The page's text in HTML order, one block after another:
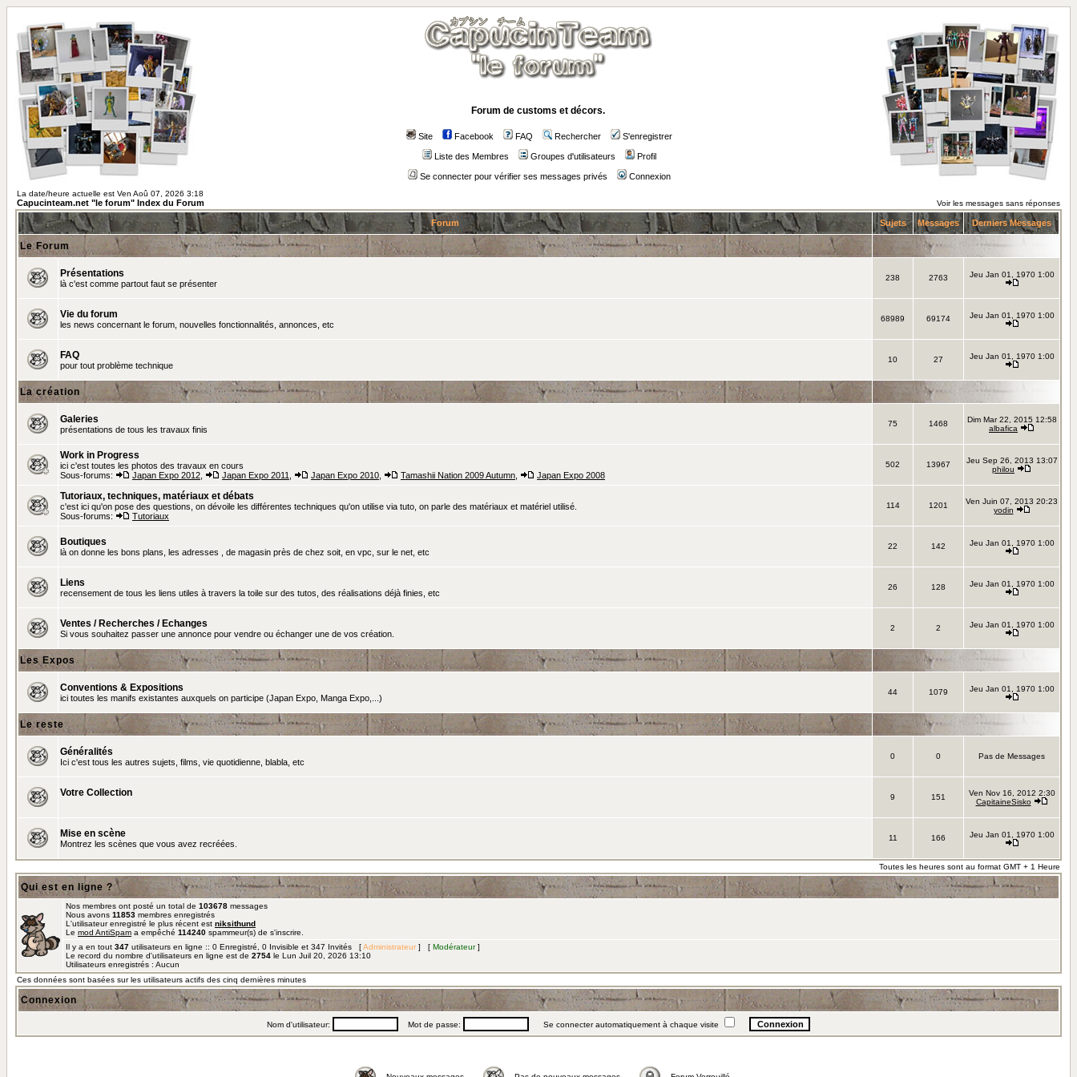
Forum de customs et décors.
Site Facebook FAQ Rechercher S'enregistrer
Liste des Membres Groupes d'utilisateurs Profil
Se connecter pour vérifier ses messages privés Connexion
La date/heure actuelle est Ven Aoû 07, 2026 3:18
Capucinteam.net "le forum" Index du Forum Voir les messages sans réponses
Forum Sujets Messages Derniers Messages
Le Forum
Présentations
là c'est comme partout faut se présenter
238 2763 Jeu Jan 01, 1970 1:00
Vie du forum
les news concernant le forum, nouvelles fonctionnalités, annonces, etc
68989 69174 Jeu Jan 01, 1970 1:00
FAQ
pour tout problème technique
10 27 Jeu Jan 01, 1970 1:00
La création
Galeries
présentations de tous les travaux finis
75 1468
Dim Mar 22, 2015 12:58
albafica
Work in Progress
ici c'est toutes les photos des travaux en cours
Sous-forums:
Japan Expo 2012 Japan Expo 2011 Japan Expo 2010 Tamashii Nation 2009 Autumn Japan Expo 2008
502 13967
Jeu Sep 26, 2013 13:07
philou
Tutoriaux, techniques, matériaux et débats
c'est ici qu'on pose des questions, on dévoile les différentes techniques qu'on utilise via tuto, on parle des matériaux et matériel utilisé.
Sous-forums:
Tutoriaux
114 1201
Ven Juin 07, 2013 20:23
yodin
Boutiques
là on donne les bons plans, les adresses , de magasin près de chez soit, en vpc, sur le net, etc
22 142 Jeu Jan 01, 1970 1:00
Liens
recensement de tous les liens utiles à travers la toile sur des tutos, des réalisations déjà finies, etc
26 128 Jeu Jan 01, 1970 1:00
Ventes / Recherches / Echanges
Si vous souhaitez passer une annonce pour vendre ou échanger une de vos création.
2 2 Jeu Jan 01, 1970 1:00
Les Expos
Conventions & Expositions
ici toutes les manifs existantes auxquels on participe (Japan Expo, Manga Expo,...)
44 1079 Jeu Jan 01, 1970 1:00
Le reste
Généralités
Ici c'est tous les autres sujets, films, vie quotidienne, blabla, etc
0 0 Pas de Messages
Votre Collection 9 151
Ven Nov 16, 2012 2:30
CapitaineSisko
Mise en scène
Montrez les scènes que vous avez recréées.
11 166 Jeu Jan 01, 1970 1:00
Toutes les heures sont au format GMT + 1 Heure
Qui est en ligne ?
Nos membres ont posté un total de 103678 messages
Nous avons 11853 membres enregistrés
L'utilisateur enregistré le plus récent est niksithund
Le mod AntiSpam a empêché 114240 spammeur(s) de s'inscrire.
Il y a en tout 347 utilisateurs en ligne :: 0 Enregistré, 0 Invisible et 347 Invités [Administrateur ] [ Modérateur]
Le record du nombre d'utilisateurs en ligne est de 2754 le Lun Juil 20, 2026 13:10
Utilisateurs enregistrés : Aucun
Ces données sont basées sur les utilisateurs actifs des cinq dernières minutes
Connexion
Nom d'utilisateur: Mot de passe: Se connecter automatiquement à chaque visite